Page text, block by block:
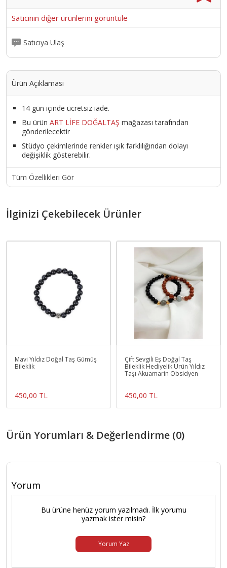
Satıcının diğer ürünlerini görüntüle
Satıcıya Ulaş
Ürün Açıklaması
14 gün içinde ücretsiz iade.
Bu ürün ART LİFE DOĞALTAŞ mağazası tarafından
gönderilecektir
Stüdyo çekimlerinde renkler ışık farklılığından dolayı
değişiklik gösterebilir.
Tüm Özellikleri Gör
İlginizi Çekebilecek Ürünler
Mavi Yıldız Doğal Taş Gümüş
Bileklik
450,00 TL
Çift Sevgili Eş Doğal Taş
Bileklik Hediyelik Ürün Yıldız
Taşı Akuamarin Obsidyen
450,00 TL
Ürün Yorumları & Değerlendirme (0)
Yorum
Bu ürüne henüz yorum yazılmadı. İlk yorumu
yazmak ister misin?
Yorum Yaz